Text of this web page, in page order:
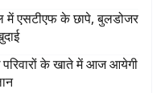
में एसटीएफ के छापे, बुलडोजर
के खाते में आज आयेगी